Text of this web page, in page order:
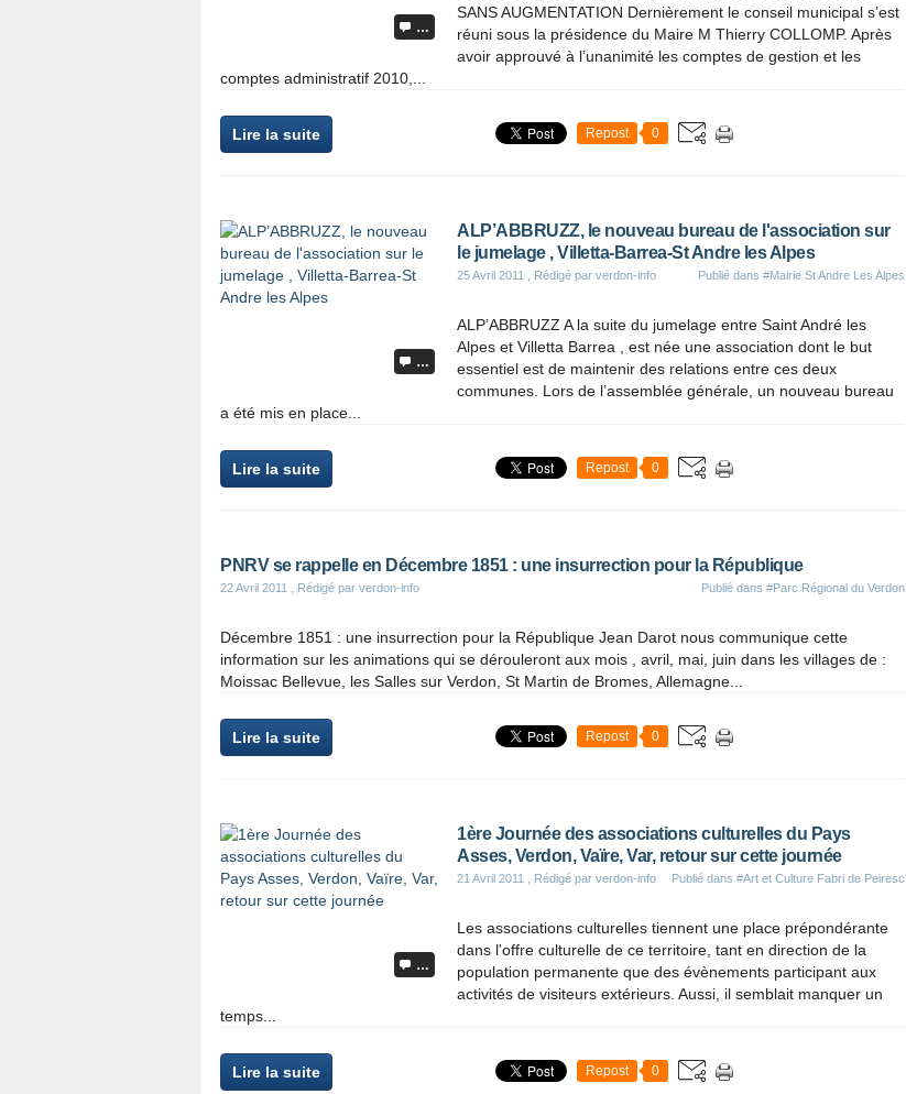
…
SANS AUGMENTATION Dernièrement le conseil municipal s’est
réuni sous la présidence du Maire M Thierry COLLOMP. Après
avoir approuvé à l’unanimité les comptes de gestion et les
comptes administratif 2010,...
Lire la suite Repost 0
…
ALP’ABBRUZZ, le nouveau bureau de l'association sur
le jumelage , Villetta-Barrea-St Andre les Alpes
25 Avril 2011 , Rédigé par verdon-info Publié dans #Mairie St Andre Les Alpes
ALP’ABBRUZZ A la suite du jumelage entre Saint André les
Alpes et Villetta Barrea , est née une association dont le but
essentiel est de maintenir des relations entre ces deux
communes. Lors de l’assemblée générale, un nouveau bureau
a été mis en place...
Lire la suite Repost 0
PNRV se rappelle en Décembre 1851 : une insurrection pour la République
22 Avril 2011 , Rédigé par verdon-info Publié dans #Parc Régional du Verdon
Décembre 1851 : une insurrection pour la République Jean Darot nous communique cette
information sur les animations qui se dérouleront aux mois , avril, mai, juin dans les villages de :
Moissac Bellevue, les Salles sur Verdon, St Martin de Bromes, Allemagne...
Lire la suite Repost 0
…
1ère Journée des associations culturelles du Pays
Asses, Verdon, Vaïre, Var, retour sur cette journée
21 Avril 2011 , Rédigé par verdon-info Publié dans #Art et Culture Fabri de Peiresc
Les associations culturelles tiennent une place prépondérante
dans l'offre culturelle de ce territoire, tant en direction de la
population permanente que des évènements participant aux
activités de visiteurs extérieurs. Aussi, il semblait manquer un
temps...
Lire la suite Repost 0